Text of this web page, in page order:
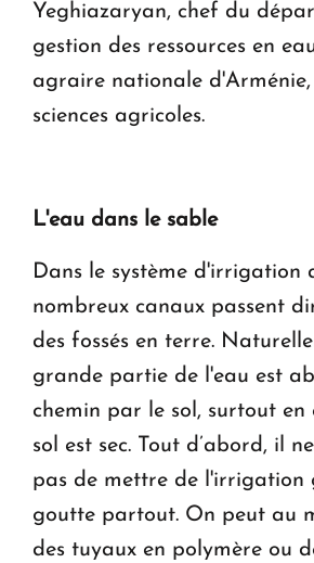
Yeghiazaryan, chef du
gestion des ressources en
agraire nationale
sciences agricoles.
L'eau dans le sable
Dans le système d'irrigation
nombreux canaux passent
des fossés en terre.
grande partie de l'eau est
chemin par le sol, surtout en
sol est sec. Tout d’abord, il
pas de mettre de l'irrigation
goutte partout. On peut au
des tuyaux en polymère ou